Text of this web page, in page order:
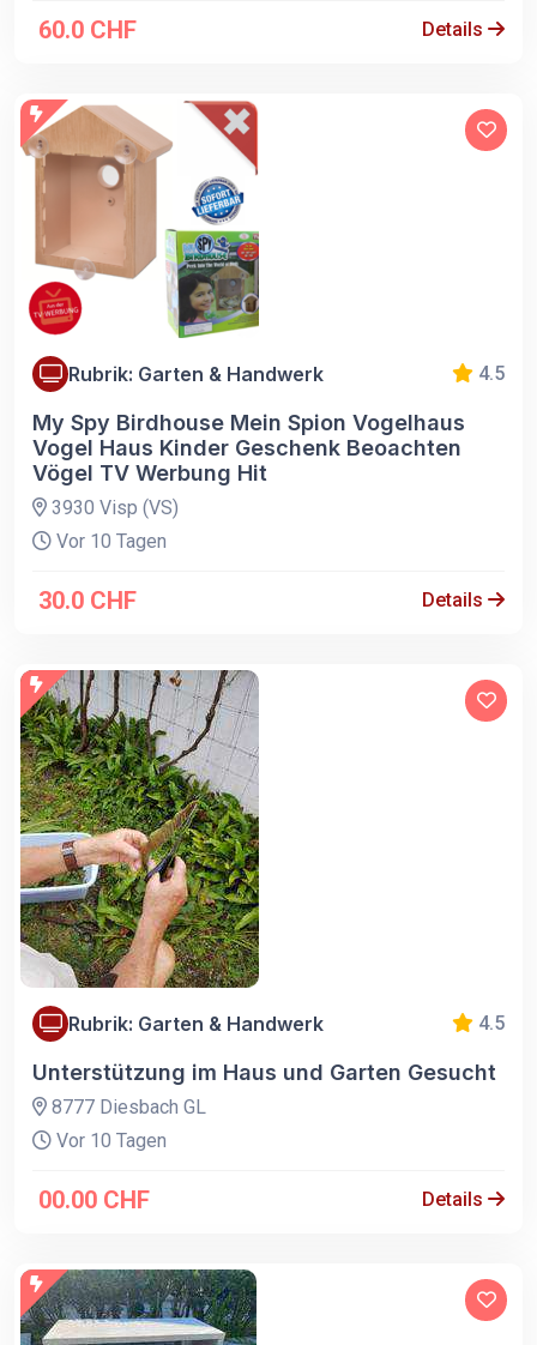
60.0 CHF Details
Rubrik: Garten & Handwerk 4.5
My Spy Birdhouse Mein Spion Vogelhaus
Vogel Haus Kinder Geschenk Beoachten
Vögel TV Werbung Hit
3930 Visp (VS)
Vor 10 Tagen
30.0 CHF Details
Rubrik: Garten & Handwerk 4.5
Unterstützung im Haus und Garten Gesucht
8777 Diesbach GL
Vor 10 Tagen
00.00 CHF Details